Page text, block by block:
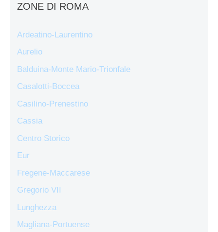
ZONE DI ROMA
Ardeatino-Laurentino
Aurelio
Balduina-Monte Mario-Trionfale
Casalotti-Boccea
Casilino-Prenestino
Cassia
Centro Storico
Eur
Fregene-Maccarese
Gregorio VII
Lunghezza
Magliana-Portuense